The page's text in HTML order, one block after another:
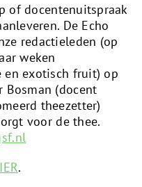
of docentenuitspraak
De Echo
redactieleden (op
weken
en exotisch fruit) op
Bosman (docent
theezetter)
voor de thee.
.